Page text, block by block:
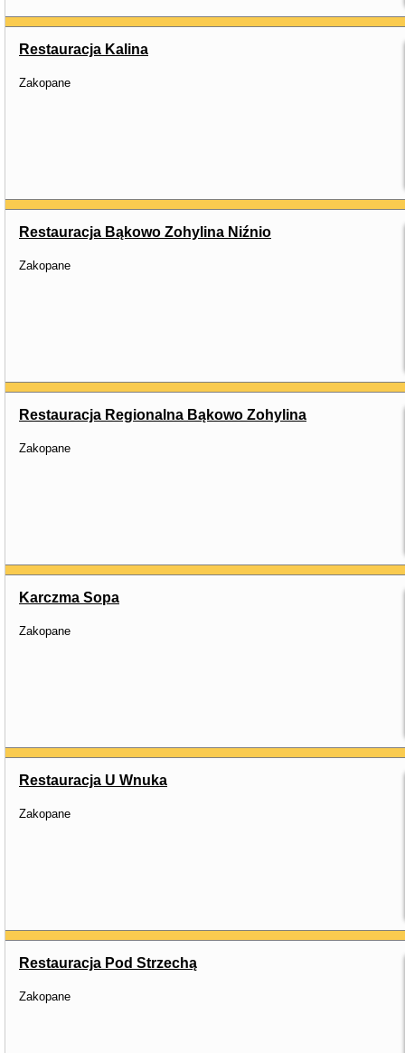
Restauracja Kalina
Zakopane
Restauracja Bąkowo Zohylina Niźnio
Zakopane
Restauracja Regionalna Bąkowo Zohylina
Zakopane
Karczma Sopa
Zakopane
Restauracja U Wnuka
Zakopane
Restauracja Pod Strzechą
Zakopane